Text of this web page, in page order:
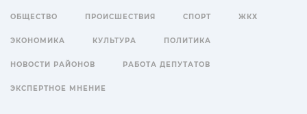
ОБЩЕСТВО ПРОИСШЕСТВИЯ СПОРТ ЖКХ
ЭКОНОМИКА КУЛЬТУРА ПОЛИТИКА
НОВОСТИ РАЙОНОВ РАБОТА ДЕПУТАТОВ
ЭКСПЕРТНОЕ МНЕНИЕ